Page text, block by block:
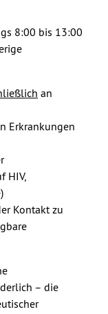
8:00 bis 13:00
an
Erkrankungen
HIV,
Kontakt zu
– die